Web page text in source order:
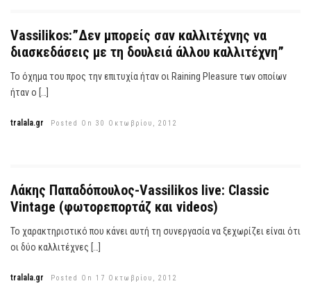
Vassilikos:”Δεν μπορείς σαν καλλιτέχνης να
διασκεδάσεις με τη δουλειά άλλου καλλιτέχνη”
Το όχημα του προς την επιτυχία ήταν οι Raining Pleasure των οποίων
ήταν ο […]
tralala.gr Posted On 30 Οκτωβρίου, 2012
Λάκης Παπαδόπουλος-Vassilikos live: Classic
Vintage (φωτορεπορτάζ και videos)
Το χαρακτηριστικό που κάνει αυτή τη συνεργασία να ξεχωρίζει είναι ότι
οι δύο καλλιτέχνες […]
tralala.gr Posted On 17 Οκτωβρίου, 2012